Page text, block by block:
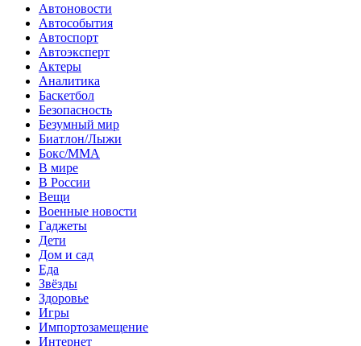
Автоновости
Автособытия
Автоспорт
Автоэксперт
Актеры
Аналитика
Баскетбол
Безопасность
Безумный мир
Биатлон/Лыжи
Бокс/MMA
В мире
В России
Вещи
Военные новости
Гаджеты
Дети
Дом и сад
Еда
Звёзды
Здоровье
Игры
Импортозамещение
Интернет